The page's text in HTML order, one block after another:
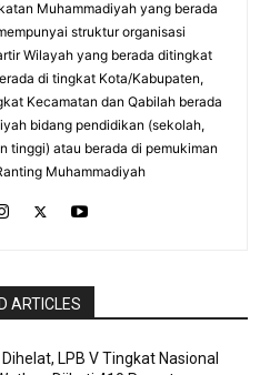
Muhammadiyah yang berada
struktur organisasi
Wilayah yang berada ditingkat
di tingkat Kota/Kabupaten,
Kecamatan dan Qabilah berada
bidang pendidikan (sekolah,
tinggi) atau berada di pemukiman
Muhammadiyah
ARTICLES
LPB V Tingkat Nasional